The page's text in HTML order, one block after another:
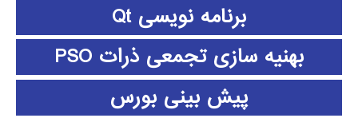
برنامه نویسی Qt
بهنیه سازی تجمعی ذرات PSO
پیش بینی بورس